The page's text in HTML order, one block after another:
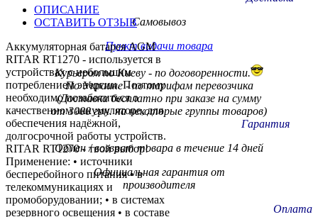
Самовывоз
Пункт видачи товара
Курьером по Киеву - по договоренности.
По Украине - по тарифам перевозчика
(Доставка бесплатно при заказе на сумму
от 3000 грн. на некоторые группы товаров)
Гарантия
Обмен / возврат товара в течение 14 дней
Официальная гарантия от
производителя
Оплата
ОПИСАНИЕ
ОСТАВИТЬ ОТЗЫВ
Аккумуляторная батарея AGM
RITAR RT1270 - используется в
устройствах с небольшим
потреблением энергии. Поэтому
необходимо позаботиться о
качественном аккумуляторе, для
обеспечения надёжной,
долгосрочной работы устройств.
RITAR RT1270 - твой выбор!
Применение: • источники
бесперебойного питания • в
телекоммуникациях и
промоборудовании; • в системах
резервного освещения • в составе